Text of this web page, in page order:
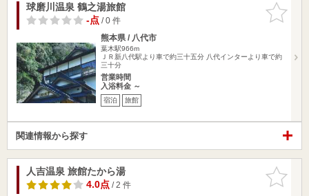
お気に入
りに追加
球磨川温泉 鶴之湯旅館
-点/ 0 件
熊本県 / 八代市
葉木駅966m
ＪＲ新八代駅より車で約三十五分 八代インターより車で約
三十分
営業時間
入浴料金 ～
宿泊 旅館
関連情報から探す
お気に入
りに追加
人吉温泉 旅館たから湯
4.0点/ 2 件